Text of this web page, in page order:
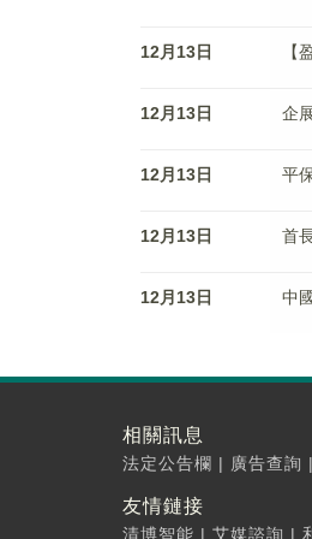
12月13日 【
12月13日 企
12月13日 平
12月13日 首
12月13日 中
相關訊息
法定公告欄 | 廣告查詢 |
友情鏈接
清博智能 | 艾媒諮詢 |